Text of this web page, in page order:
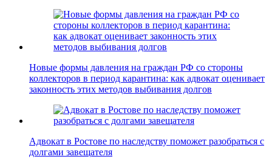
Новые формы давления на граждан РФ со стороны
коллекторов в период карантина: как адвокат оценивает
законность этих методов выбивания долгов
Адвокат в Ростове по наследству поможет разобраться с
долгами завещателя